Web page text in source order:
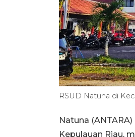
RSUD Natuna di
Natuna
Kepulauan Riau,